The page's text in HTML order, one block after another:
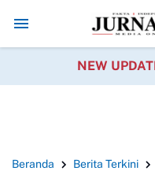
Sobang Gotong Royong
NEW
Beranda Berita Terkini